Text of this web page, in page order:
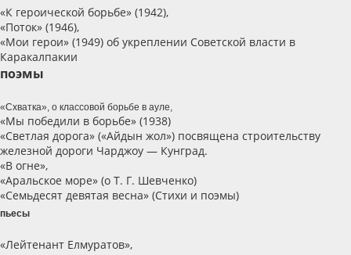
«К героической борьбе» (1942),
«Поток» (1946),
«Мои герои» (1949) об укреплении Советской власти в
Каракалпакии
поэмы
«Схватка», о классовой борьбе в ауле,
«Мы победили в борьбе» (1938)
«Светлая дорога» («Айдын жол») посвящена строительству
железной дороги Чарджоу — Кунград.
«В огне»,
«Аральское море» (о Т. Г. Шевченко)
«Семьдесят девятая весна» (Стихи и поэмы)
пьесы
«Лейтенант Елмуратов»,